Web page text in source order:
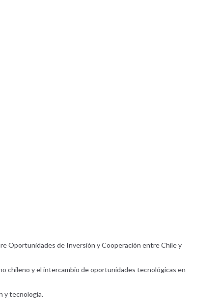
Oportunidades de Inversión y Cooperación entre Chile y
chileno y el intercambio de oportunidades tecnológicas en
y tecnología.